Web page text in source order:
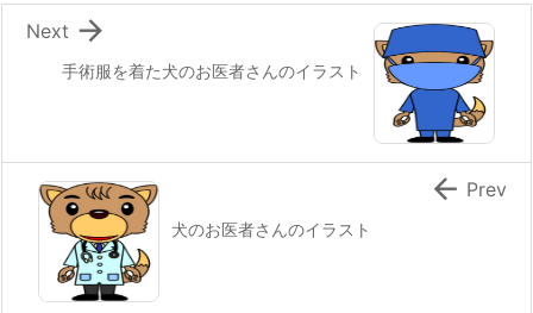
手術服を着た犬のお医者さんのイラスト

Next
犬のお医者さんのイラスト
 Prev